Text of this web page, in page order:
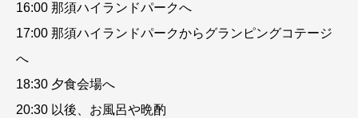
16:00 那須ハイランドパークへ
17:00 那須ハイランドパークからグランピングコテージ
へ
18:30 夕食会場へ
20:30 以後、お風呂や晩酌